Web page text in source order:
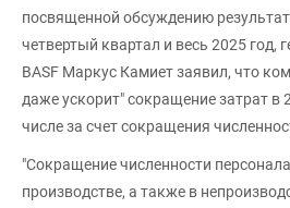
посвященной обсуждению
четвертый квартал и весь 2025 год,
BASF Маркус Камиет заявил, что
даже ускорит" сокращение затрат в
числе за счет сокращения
"Сокращение численности
производстве, а также в